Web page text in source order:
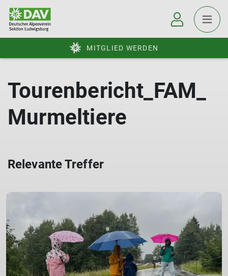
MITGLIED WERDEN
Tourenbericht_FAM_
Murmeltiere
Relevante Treffer